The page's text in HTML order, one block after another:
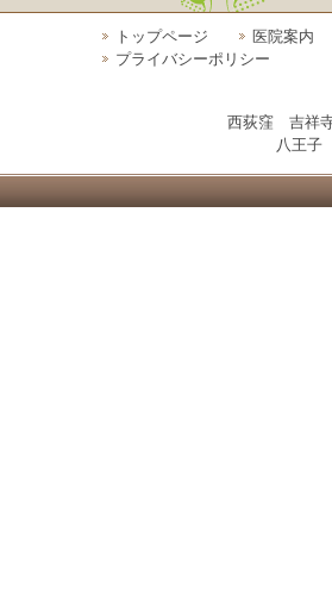
トップページ 医院案内
プライバシーポリシー
西荻窪 吉祥
八王子